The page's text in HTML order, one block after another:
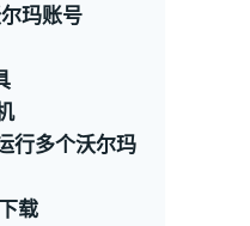
玛账号
行多个沃尔玛
载